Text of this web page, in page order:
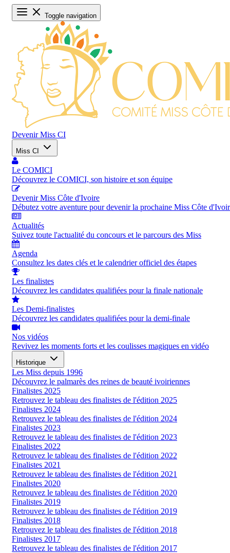
Toggle navigation
Devenir Miss CI
Miss CI
Le COMICI
Découvrez le COMICI, son histoire et son équipe
Devenir Miss Côte d'Ivoire
Débutez votre aventure pour devenir la prochaine Miss Côte
Actualités
Suivez toute l'actualité du concours et le parcours des Miss
Agenda
Consultez les dates clés et le calendrier officiel des étapes
Les finalistes
Découvrez les candidates qualifiées pour la finale nationale
Les Demi-finalistes
Découvrez les candidates qualifiées pour la demi-finale
Nos vidéos
Revivez les moments forts et les coulisses magiques en vidéo
Historique
Les Miss depuis 1996
Découvrez le palmarès des reines de beauté ivoiriennes
Finalistes 2025
Retrouvez le tableau des finalistes de l'édition 2025
Finalistes 2024
Retrouvez le tableau des finalistes de l'édition 2024
Finalistes 2023
Retrouvez le tableau des finalistes de l'édition 2023
Finalistes 2022
Retrouvez le tableau des finalistes de l'édition 2022
Finalistes 2021
Retrouvez le tableau des finalistes de l'édition 2021
Finalistes 2020
Retrouvez le tableau des finalistes de l'édition 2020
Finalistes 2019
Retrouvez le tableau des finalistes de l'édition 2019
Finalistes 2018
Retrouvez le tableau des finalistes de l'édition 2018
Finalistes 2017
Retrouvez le tableau des finalistes de l'édition 2017